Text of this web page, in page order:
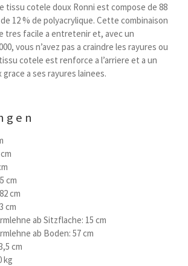
tissu cotele doux Ronni est compose de 88
12 % de polyacrylique. Cette combinaison
tres facile a entretenir et, avec un
vous n’avez pas a craindre les rayures ou
cotele est renforce a l’arriere et a un
a ses rayures lainees.
cm
cm
cm
ab Sitzflache: 15 cm
ab Boden: 57 cm
cm
kg